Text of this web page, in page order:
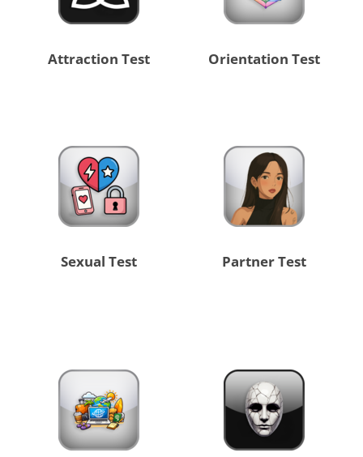
Attraction Test Orientation Test
Sexual Test Partner Test